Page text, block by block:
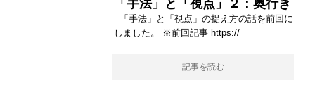
「手法」と「視点」２：奥行き
「手法」と「視点」の捉え方の話を前回に
しました。 ※前回記事 https://
記事を読む